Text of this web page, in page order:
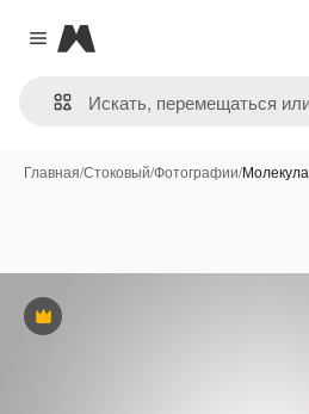
Close menu
Magnific
Главная/Стоковый/Фотографии/Молекула
Премиум